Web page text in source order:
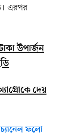
এরপর
উপার্জন
দেয়
ফলো